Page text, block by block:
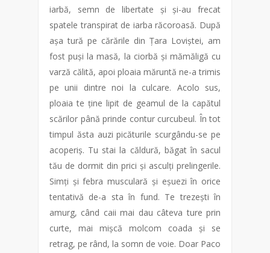
iarbă, semn de libertate și și-au frecat
spatele transpirat de iarba răcoroasă. După
așa tură pe cărările din Țara Loviștei, am
fost puși la masă, la ciorbă și mămăligă cu
varză călită, apoi ploaia măruntă ne-a trimis
pe unii dintre noi la culcare. Acolo sus,
ploaia te ține lipit de geamul de la capătul
scărilor până prinde contur curcubeul. În tot
timpul ăsta auzi picăturile scurgându-se pe
acoperiș. Tu stai la căldură, băgat în sacul
tău de dormit din prici și asculți prelingerile.
Simți și febra musculară și eșuezi în orice
tentativă de-a sta în fund. Te trezești în
amurg, când caii mai dau câteva ture prin
curte, mai mișcă molcom coada și se
retrag, pe rând, la somn de voie. Doar Paco